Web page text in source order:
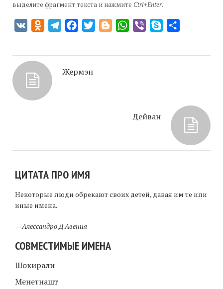
выделите фрагмент текста и нажмите Ctrl+Enter.
VK Odnoklassniki
TelegramFacebookTwitterBloggerWhatsApp
Viber Skype
Жермэн
Дейван
ЦИТАТА ПРО ИМЯ
Некоторые люди обрекают своих детей, давая им те или
иные имена.
—Алессандро Д Авения
СОВМЕСТИМЫЕ ИМЕНА
Шокирали
Менетнашт